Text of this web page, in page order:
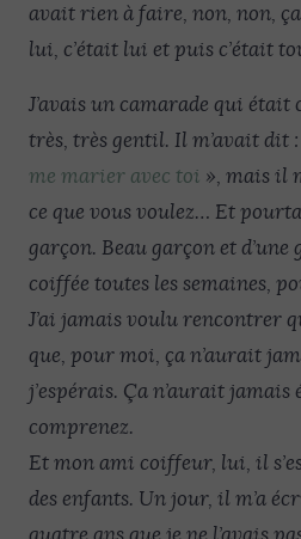
avait rien à faire, non, non,
lui, c’était lui et puis c’était
J’avais un camarade qui
très, très gentil. Il m’avait dit :
me marier avec toi », mais il
ce que vous voulez… Et
garçon. Beau garçon et d’une
coiffée toutes les semaines,
J’ai jamais voulu rencontrer
que, pour moi, ça n’aurait
j’espérais. Ça n’aurait jamais
comprenez.
Et mon ami coiffeur, lui, il
des enfants. Un jour, il m’a